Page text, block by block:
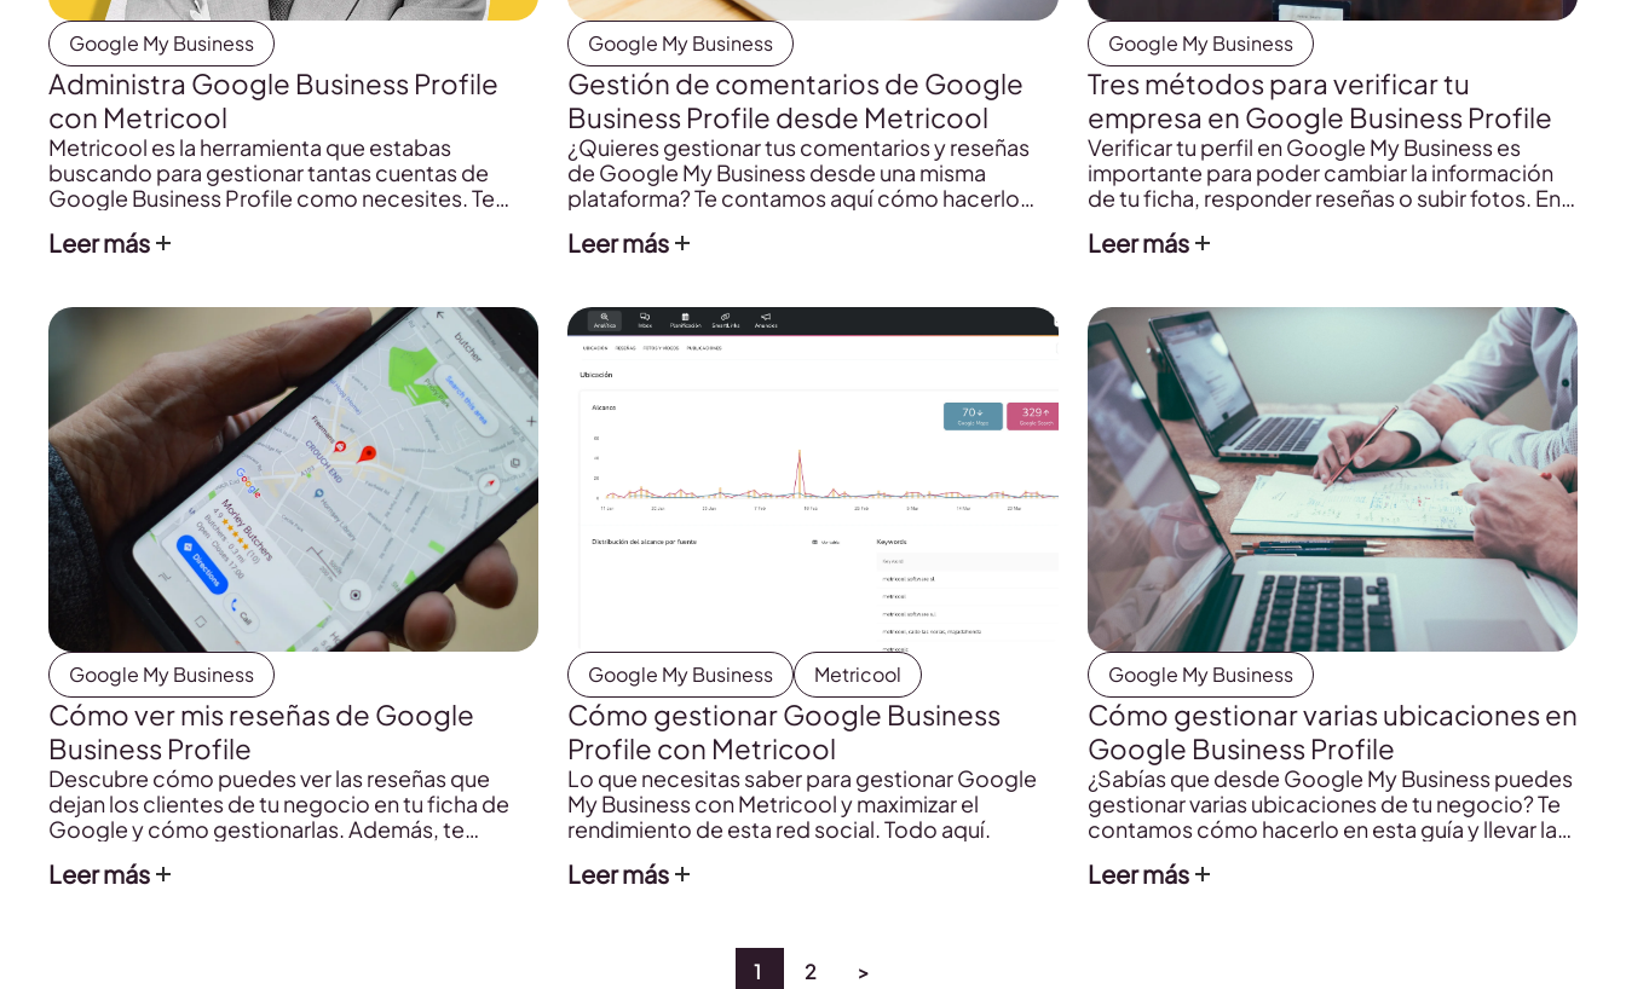
Google My Business
Administra Google Business Profile
con Metricool
Metricool es la herramienta que estabas
buscando para gestionar tantas cuentas de
Google Business Profile como necesites. Te
Leer más
Google My Business
Gestión de comentarios de Google
Business Profile desde Metricool
¿Quieres gestionar tus comentarios y reseñas
de Google My Business desde una misma
plataforma? Te contamos aquí cómo hacerlo
Leer más
Google My Business
Tres métodos para verificar tu
empresa en Google Business Profile
Verificar tu perfil en Google My Business es
importante para poder cambiar la información
de tu ficha, responder reseñas o subir fotos. En
empresa en Google. Y aquí te contamos cómo
Leer más
Google My Business
Cómo ver mis reseñas de Google
Business Profile
Descubre cómo puedes ver las reseñas que
dejan los clientes de tu negocio en tu ficha de
Google y cómo gestionarlas. Además, te
en la misma plataforma.
Leer más
Google My Business Metricool
Cómo gestionar Google Business
Profile con Metricool
Lo que necesitas saber para gestionar Google
My Business con Metricool y maximizar el
rendimiento de esta red social. Todo aquí.
Leer más
Google My Business
Cómo gestionar varias ubicaciones en
Google Business Profile
¿Sabías que desde Google My Business puedes
gestionar varias ubicaciones de tu negocio? Te
contamos cómo hacerlo en esta guía y llevar la
Leer más
1 2 >